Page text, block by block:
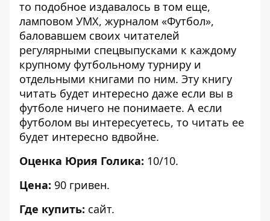
то подобное издавалось в том еще,
ламповом УМХ, журналом «Футбол»,
баловавшем своих читателей
регулярными спецвыпусками к каждому
крупному футбольному турниру и
отдельными книгами по ним. Эту книгу
читать будет интересно даже если вы в
футболе ничего не понимаете. А если
футболом вы интересуетесь, то читать ее
будет интересно вдвойне.
Оценка Юрия Голика: 10/10.
Цена: 90 гривен.
Где купить: сайт.